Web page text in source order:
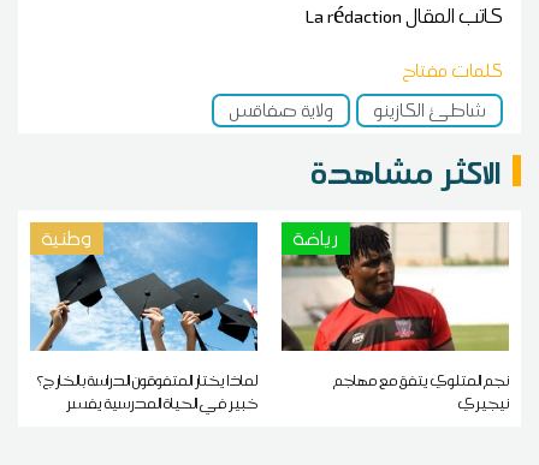
كاتب المقالLa rédaction
كلمات مفتاح
شاطئ الكازينو
ولاية صفاقس
الاكثر مشاهدة
رياضة
نجم المتلوي يتفق مع مهاجم
نيجيري
وطنية
لماذا يختار المتفوقون الدراسة بالخارج؟
خبير في الحياة المدرسية يفسر